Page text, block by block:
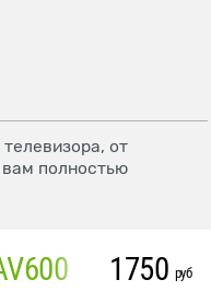
от
вам полностью
1750 руб